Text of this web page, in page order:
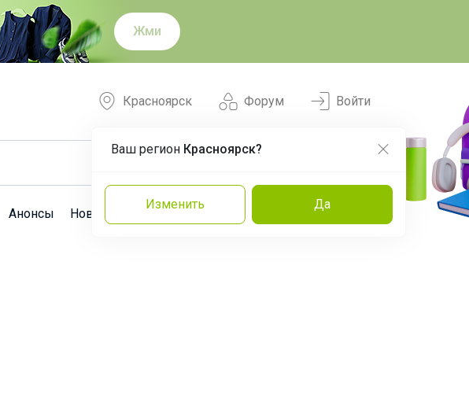
Жми
Форум
Красноярск
Ваш регион Красноярск?
Изменить Да
Войти
Анонсы Новости Команда Эксперты